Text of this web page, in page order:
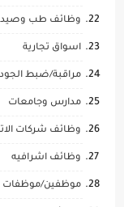
وظائف طب
اسواق تجارية
مراقبة/ضبط
مدارس وجامعات
وظائف شركات
وظائف اشرافيه
موظفين/موظفات